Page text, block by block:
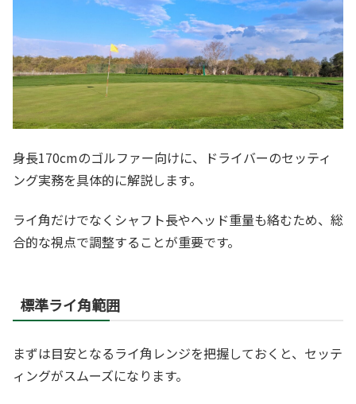
身長170cmのゴルファー向けに、ドライバーのセッティ
ング実務を具体的に解説します。
ライ角だけでなくシャフト長やヘッド重量も絡むため、総
合的な視点で調整することが重要です。
標準ライ角範囲
まずは目安となるライ角レンジを把握しておくと、セッテ
ィングがスムーズになります。